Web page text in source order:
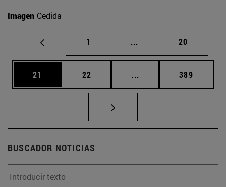
Imagen Cedida
Página
1 ... Páginas intermedias
Página
20
Página
21 Página
22 ... Páginas intermedias
Página
389
BUSCADOR NOTICIAS